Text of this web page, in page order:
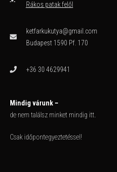
Rákos patak felől
ketfarkukutya@gmail.com
Budapest 1590 Pf. 170
+36 30 4629941
Mindig várunk –
de nem találsz minket mindig itt.
Csak időpontegyeztetéssel!